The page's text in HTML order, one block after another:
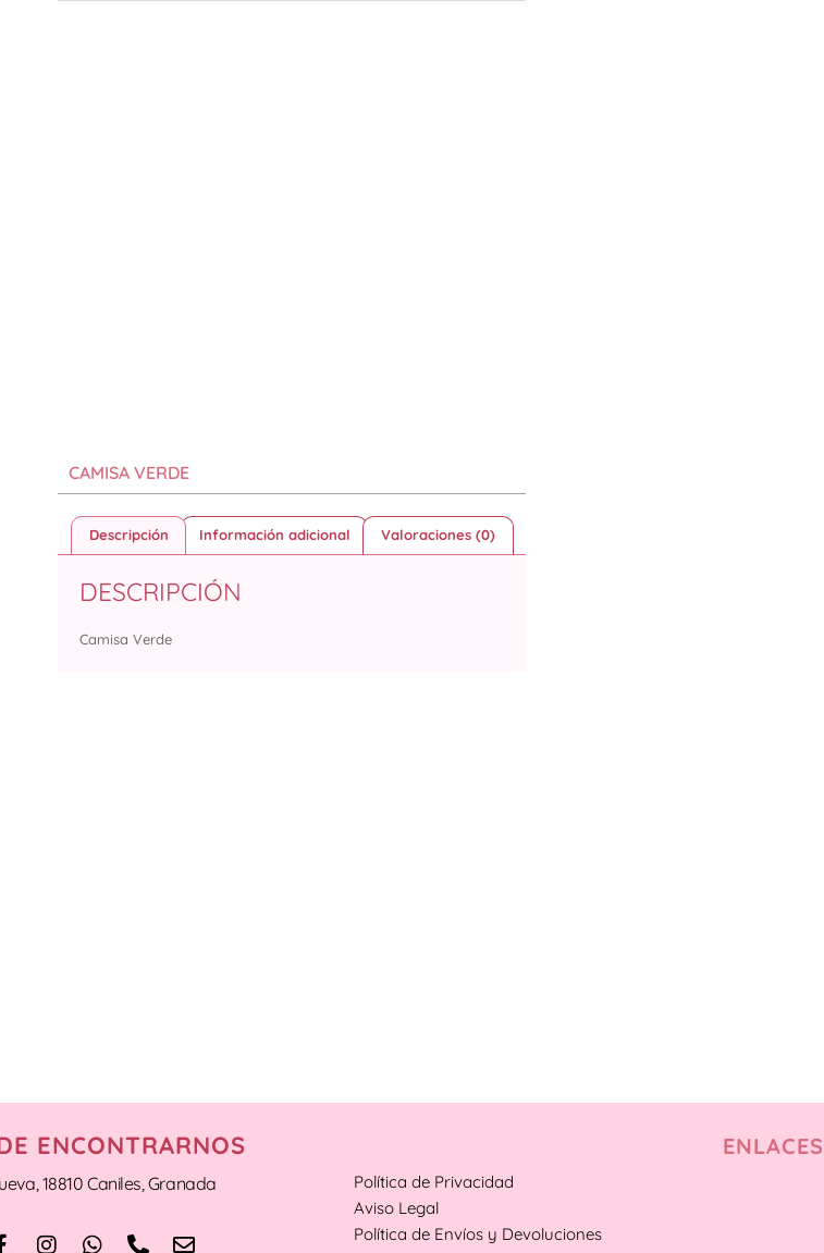
CAMISA VERDE
Descripción Información adicional Valoraciones (0)
DESCRIPCIÓN
Camisa Verde
ENCONTRARNOS
18810 Caniles, Granada
ENLACES
Política de Privacidad
Aviso Legal
Política de Envíos y Devoluciones